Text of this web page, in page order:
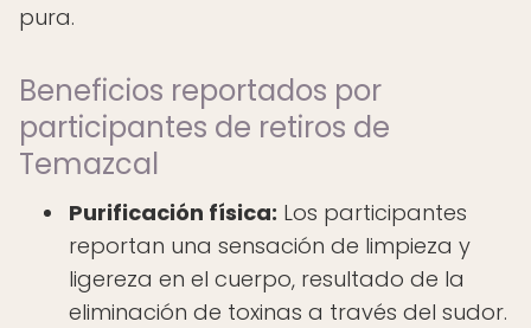
pura.
Beneficios reportados por
participantes de retiros de
Temazcal
Purificación física: Los participantes
reportan una sensación de limpieza y
ligereza en el cuerpo, resultado de la
eliminación de toxinas a través del sudor.